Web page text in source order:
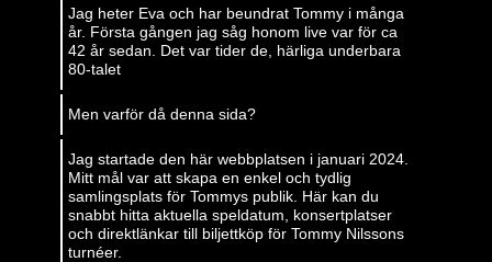
Jag heter Eva och har beundrat Tommy i många
år. Första gången jag såg honom live var för ca
42 år sedan. Det var tider de, härliga underbara
80-talet
Men varför då denna sida?
Jag startade den här webbplatsen i januari 2024.
Mitt mål var att skapa en enkel och tydlig
samlingsplats för Tommys publik. Här kan du
snabbt hitta aktuella speldatum, konsertplatser
och direktlänkar till biljettköp för ⁠Tommy Nilssons
turnéer.